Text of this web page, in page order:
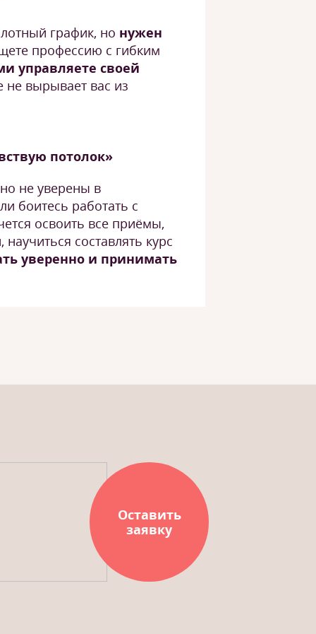
график, но нужен
профессию с гибким
управляете своей
не вырывает вас из
потолок»
не уверены в
боитесь работать с
освоить все приёмы,
составлять курс
уверенно и принимать
Оставить
заявку